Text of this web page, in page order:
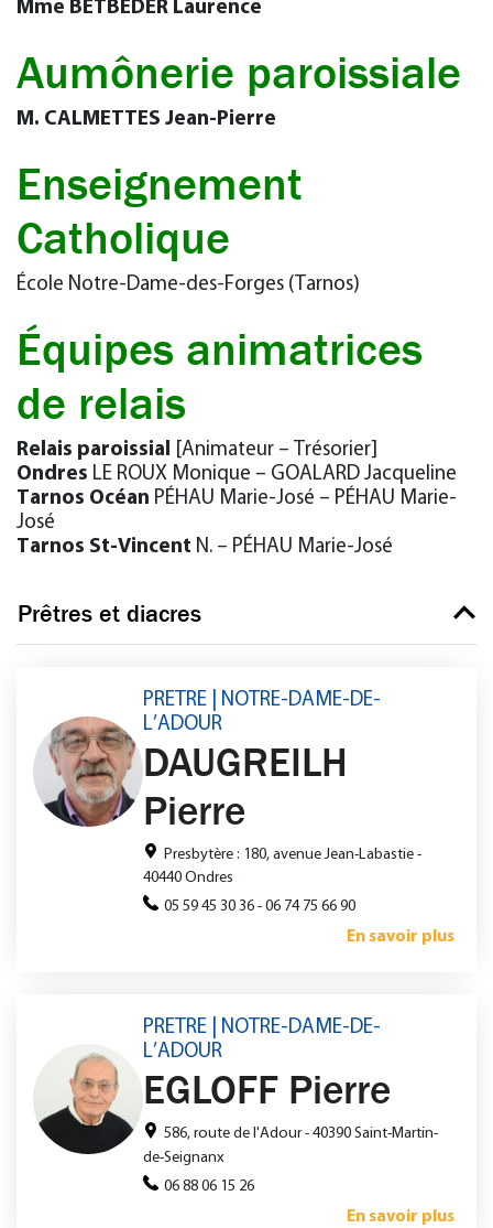
Mme BETBEDER Laurence
Aumônerie paroissiale
M. CALMETTES Jean-Pierre
Enseignement
Catholique
École Notre-Dame-des-Forges (Tarnos)
Équipes animatrices
de relais
Relais paroissial [Animateur – Trésorier]
Ondres LE ROUX Monique – GOALARD Jacqueline
Tarnos Océan PÉHAU Marie-José – PÉHAU Marie-
José
Tarnos St-Vincent N. – PÉHAU Marie-José
Prêtres et diacres
PRETRE | NOTRE-DAME-DE-
L’ADOUR
DAUGREILH
Pierre
Presbytère : 180, avenue Jean-Labastie -
40440 Ondres
05 59 45 30 36 - 06 74 75 66 90
En savoir plus
PRETRE | NOTRE-DAME-DE-
L’ADOUR
EGLOFF Pierre
586, route de l'Adour - 40390 Saint-Martin-
de-Seignanx
06 88 06 15 26
En savoir plus